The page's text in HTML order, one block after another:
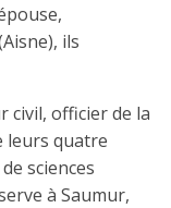
ils
civil, officier de la
leurs quatre
sciences
à Saumur,